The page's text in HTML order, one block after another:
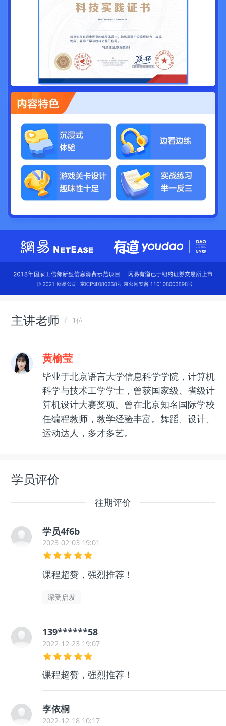
主讲老师 1位
黄榆莹
毕业于北京语言大学信息科学学院，计算机
科学与技术工学学士，曾获国家级、省级计
算机设计大赛奖项。曾在北京知名国际学校
任编程教师，教学经验丰富。舞蹈、设计、
运动达人，多才多艺。
学员评价
往期评价
学员4f6b
2023-02-03 19:01
课程超赞，强烈推荐！
深受启发
139******58
2022-12-23 19:07
课程超赞，强烈推荐！
李依桐
2022-12-18 10:17